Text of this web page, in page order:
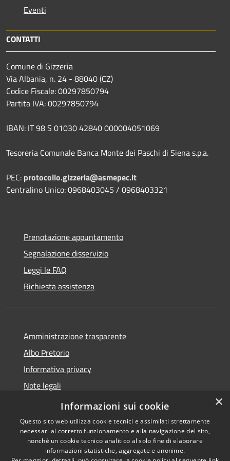
Eventi
CONTATTI
Comune di Gizzeria
Via Albania, n. 24 - 88040 (CZ)
Codice Fiscale: 00297850794
Partita IVA: 00297850794
IBAN: IT 98 S 01030 42840 000004051069
Tesoreria Comunale Banca Monte dei Paschi di Siena s.p.a.
PEC: protocollo.gizzeria@asmepec.it
Centralino Unico: 0968403045 / 0968403321
Prenotazione appuntamento
Segnalazione disservizio
Leggi le FAQ
Richiesta assistenza
Amministrazione trasparente
Albo Pretorio
Informativa privacy
Note legali
Dichiarazione di accessibilità
Copyright © 2026 • Comune di
×
Informazioni sui cookie
Questo sito web utilizza cookie tecnici e assimilati strettamente
necessari al corretto funzionamento e alla navigazione del sito,
nonché un cookie tecnico analitico al solo fine di elaborare
informazioni statistiche, aggregate e anonime.